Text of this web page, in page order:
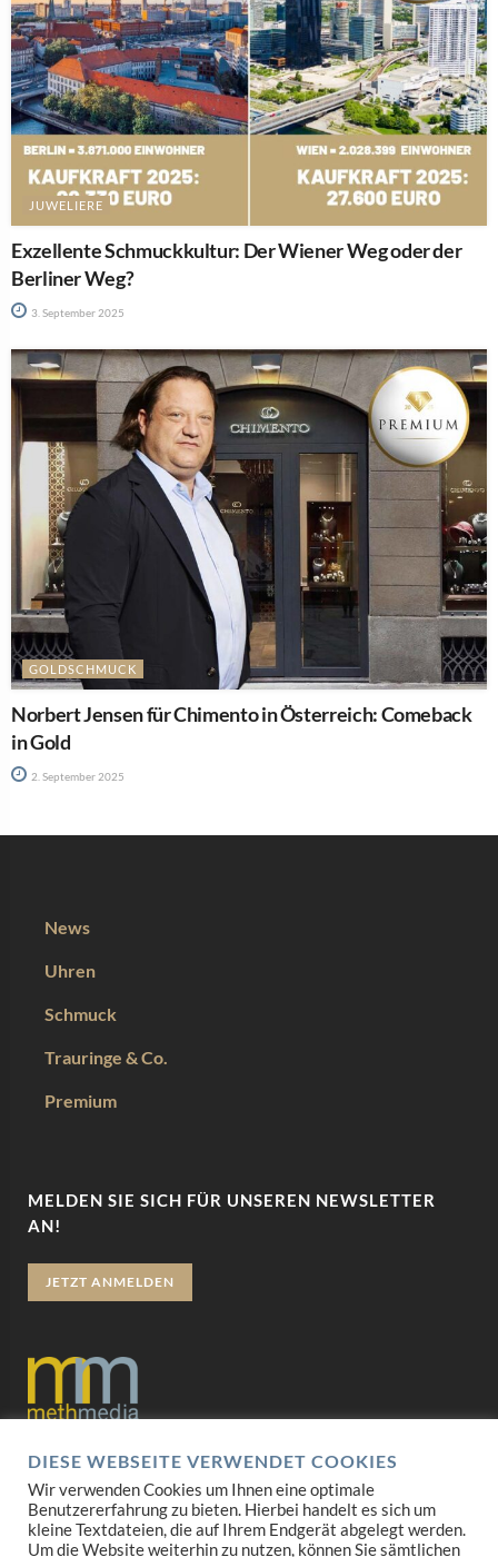
JUWELIERE
Exzellente Schmuckkultur: Der Wiener Weg oder der
Berliner Weg?
3. September 2025
GOLDSCHMUCK
Norbert Jensen für Chimento in Österreich: Comeback
in Gold
2. September 2025
News
Uhren
Schmuck
Trauringe & Co.
Premium
MELDEN SIE SICH FÜR UNSEREN NEWSLETTER
AN!
JETZT ANMELDEN
Datenschutz
Impressum
DIESE WEBSEITE VERWENDET COOKIES
Wir verwenden Cookies um Ihnen eine optimale
Benutzererfahrung zu bieten. Hierbei handelt es sich um
kleine Textdateien, die auf Ihrem Endgerät abgelegt werden.
Um die Website weiterhin zu nutzen, können Sie sämtlichen